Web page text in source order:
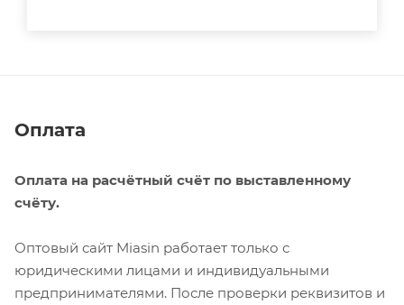
Оплата
Оплата на расчётный счёт по выставленному
счёту.
Оптовый сайт Miasin работает только с
юридическими лицами и индивидуальными
предпринимателями. После проверки реквизитов и